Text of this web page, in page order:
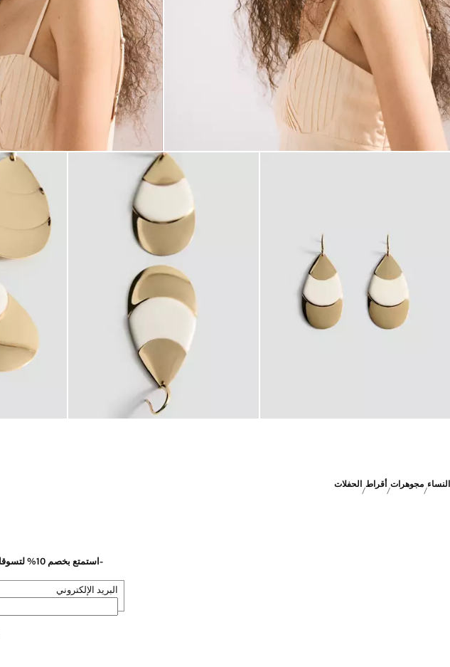
النساء مجوهرات أقراط الحفلات
-استمتع بخصم 10% لتسوقك القادم عند اشتراكك في نشرتنا الاخبارية
البريد الإلكتروني